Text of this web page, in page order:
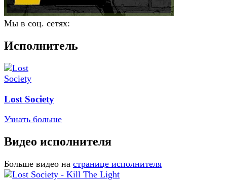
Мы в соц. сетях:
Исполнитель
Lost Society
Узнать больше
Видео исполнителя
Больше видео на странице исполнителя